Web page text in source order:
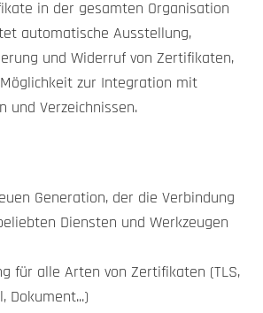
in der gesamten Organisation
automatische Ausstellung,
und Widerruf von Zertifikaten,
zur Integration mit
und Verzeichnissen.
Generation, der die Verbindung
Diensten und Werkzeugen
für alle Arten von Zertifikaten (TLS,
Dokument...)